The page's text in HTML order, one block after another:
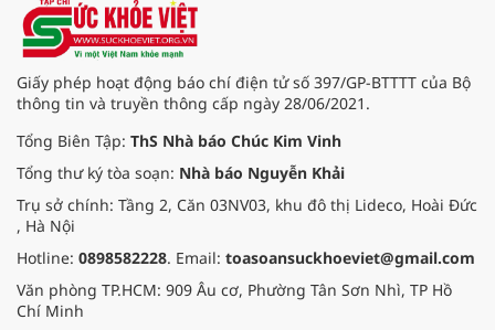
Giấy phép hoạt động báo chí điện tử số 397/GP-BTTTT của Bộ
thông tin và truyền thông cấp ngày 28/06/2021.
Tổng Biên Tập: ThS Nhà báo Chúc Kim Vinh
Tổng thư ký tòa soạn: Nhà báo Nguyễn Khải
Trụ sở chính: Tầng 2, Căn 03NV03, khu đô thị Lideco, Hoài Đức
, Hà Nội
Hotline: 0898582228. Email: toasoansuckhoeviet@gmail.com
Văn phòng TP.HCM: 909 Âu cơ, Phường Tân Sơn Nhì, TP Hồ
Chí Minh